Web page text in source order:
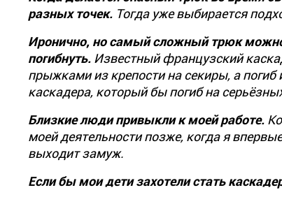
разных точек. Тогда уже выбирается
Иронично, но самый сложный трюк
погибнуть. Известный французский
прыжками из крепости на секиры, а погиб
каскадера, который бы погиб на
Близкие люди привыкли к моей работе.
моей деятельности позже, когда я
выходит замуж.
Если бы мои дети захотели стать